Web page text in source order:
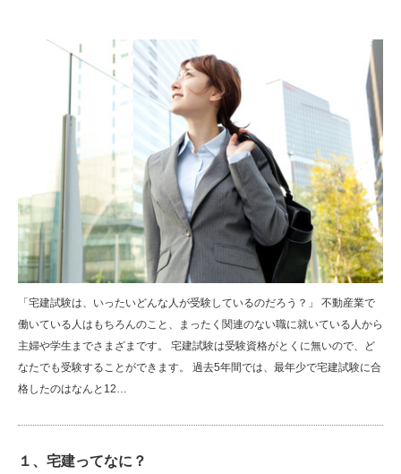
「宅建試験は、いったいどんな人が受験しているのだろう？」 不動産業で
働いている人はもちろんのこと、まったく関連のない職に就いている人から
主婦や学生までさまざまです。 宅建試験は受験資格がとくに無いので、ど
なたでも受験することができます。 過去5年間では、最年少で宅建試験に合
格したのはなんと12…
１、宅建ってなに？